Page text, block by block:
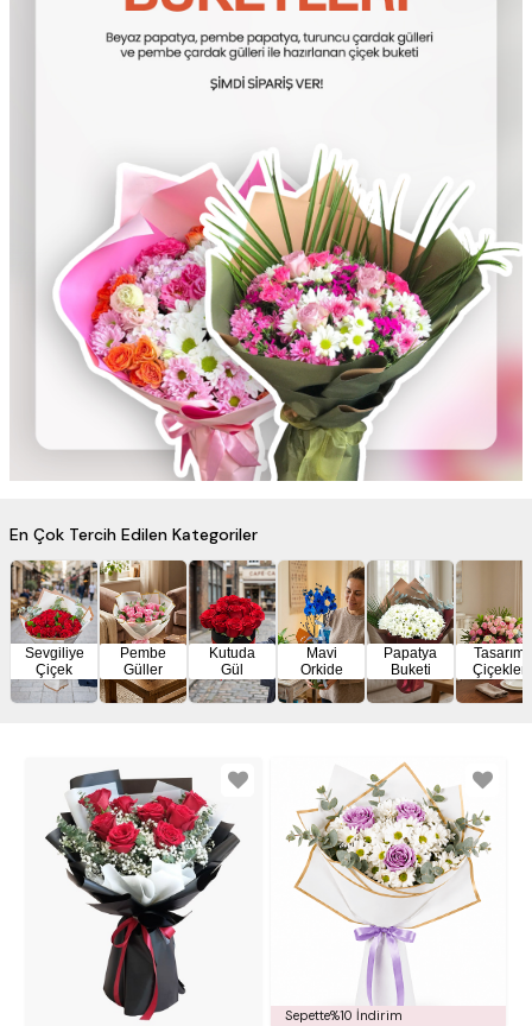
En Çok Tercih Edilen Kategoriler
Sevgiliye
Çiçek
Pembe
Güller
Kutuda
Gül
Mavi
Orkide
Papatya
Buketi
Tasarım
Çiçekler
Sepette%10 İndirim